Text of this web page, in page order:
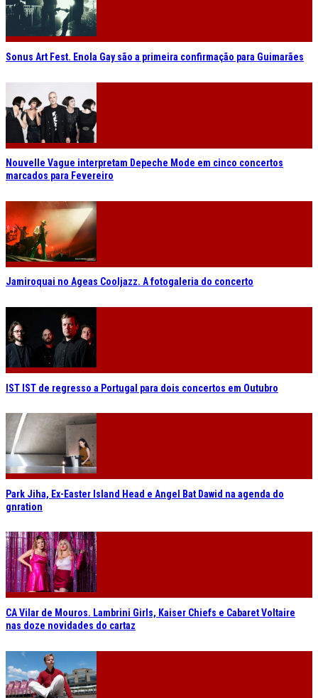
Sonus Art Fest. Enola Gay são a primeira confirmação para Guimarães
Nouvelle Vague interpretam Depeche Mode em cinco concertos
marcados para Fevereiro
Jamiroquai no Ageas Cooljazz. A fotogaleria do concerto
IST IST de regresso a Portugal para dois concertos em Outubro
Park Jiha, Ex-Easter Island Head e Angel Bat Dawid na agenda do
gnration
CA Vilar de Mouros. Lambrini Girls, Kaiser Chiefs e Cabaret Voltaire
nas doze novidades do cartaz